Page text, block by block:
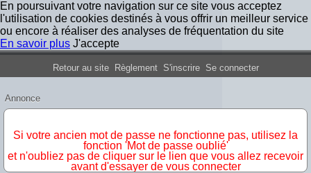
En poursuivant votre navigation sur ce site vous acceptez
l'utilisation de cookies destinés à vous offrir un meilleur service
ou encore à réaliser des analyses de fréquentation du site
En savoir plus J'accepte
Forum Iron Maiden France
Retour au site Règlement S'inscrire Se connecter
Annonce
Si votre ancien mot de passe ne fonctionne pas, utilisez la
fonction 'Mot de passe oublié'
et n'oubliez pas de cliquer sur le lien que vous allez recevoir
avant d'essayer de vous connecter